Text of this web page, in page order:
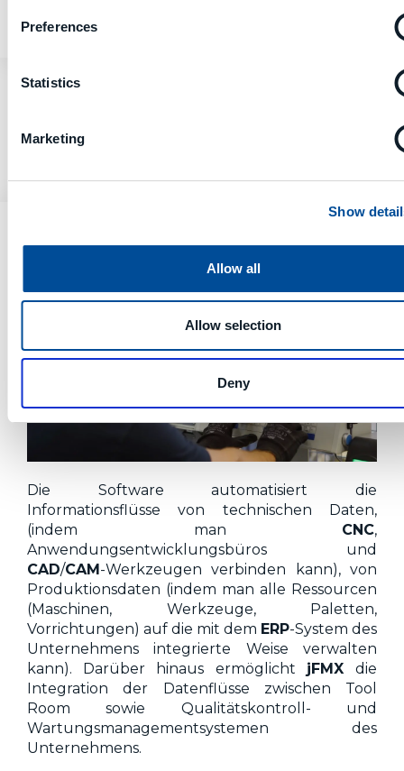
Preferences
Statistics
Marketing
Show
Allow all
Allow selection
Deny
Die Software automatisiert die
Informationsflüsse von technischen Daten,
(indem man CNC,
Anwendungsentwicklungsbüros und
CAD/CAM-Werkzeugen verbinden kann), von
Produktionsdaten (indem man alle Ressourcen
(Maschinen, Werkzeuge, Paletten,
Vorrichtungen) auf die mit dem ERP-System des
Unternehmens integrierte Weise verwalten
kann). Darüber hinaus ermöglicht jFMXdie
Integration der Datenflüsse zwischen Tool
Room sowie Qualitätskontroll- und
Wartungsmanagementsystemen des
Unternehmens.